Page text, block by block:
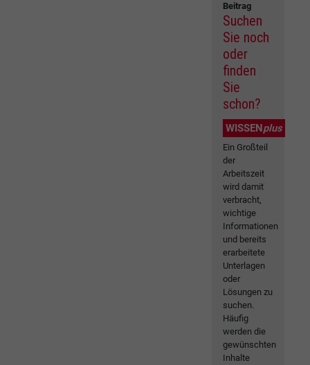
Beitrag
Suchen
Sie noch
oder
finden
Sie
schon?
WISSENplus
Ein Großteil
der
Arbeitszeit
wird damit
verbracht,
wichtige
Informationen
und bereits
erarbeitete
Unterlagen
oder
Lösungen zu
suchen.
Häufig
werden die
gewünschten
Inhalte